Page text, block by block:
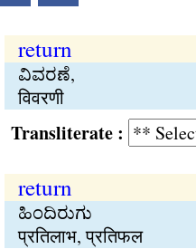
return
ವಿವರಣೆ,
विवरणी
:
return
ಹಿಂದಿರುಗು
प्रतिलाभ, प्रतिफल